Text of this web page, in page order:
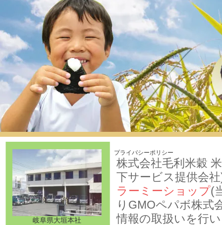
岐阜県大垣本社
プライバシーポリシー
株式会社毛利米穀
下サービス提供会
ラーミーショップ(
りGMOペパボ株式
情報の取扱いを行